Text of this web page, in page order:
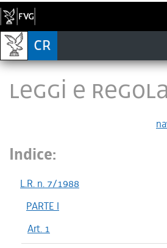
LEGGI E
Indice:
L.R. n. 7/1988
PARTE I
Art. 1